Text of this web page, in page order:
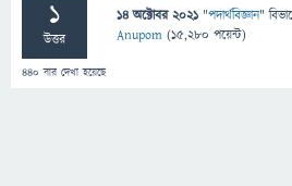
1
উত্তর
440 বার দেখা হয়েছে
14 অক্টোবর 2021 "পদার্থবিজ্ঞান"
Anupom (15,280 পয়েন্ট)